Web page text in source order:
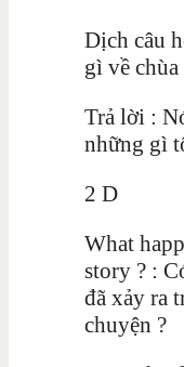
Dịch câu
gì về
Trả lời :
những gì
2 D
What
story ? :
đã xảy ra
chuyện ?